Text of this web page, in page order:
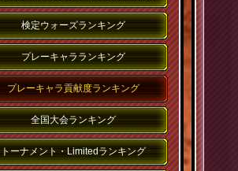
検定ウォーズランキング
プレーキャラランキング
プレーキャラ貢献度ランキング
全国大会ランキング
トーナメント・Limitedランキング